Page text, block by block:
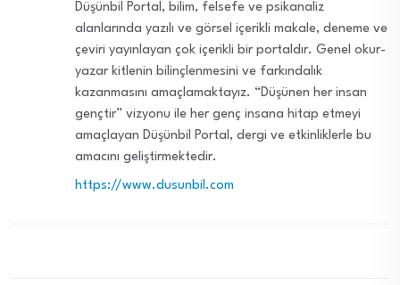
Düşünbil Portal, bilim, felsefe ve psikanaliz
alanlarında yazılı ve görsel içerikli makale, deneme ve
çeviri yayınlayan çok içerikli bir portaldır. Genel okur-
yazar kitlenin bilinçlenmesini ve farkındalık
kazanmasını amaçlamaktayız. “Düşünen her insan
gençtir” vizyonu ile her genç insana hitap etmeyi
amaçlayan Düşünbil Portal, dergi ve etkinliklerle bu
amacını geliştirmektedir.
https://www.dusunbil.com